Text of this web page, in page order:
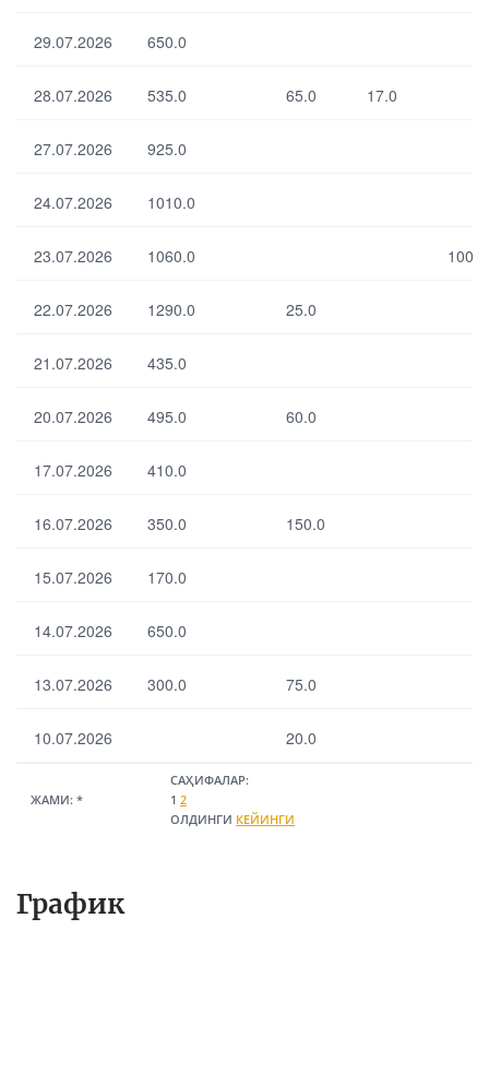
29.07.2026 650.0
28.07.2026 535.0 65.0 17.0
27.07.2026 925.0
24.07.2026 1010.0
23.07.2026 1060.0 100.0
22.07.2026 1290.0 25.0
21.07.2026 435.0
20.07.2026 495.0 60.0
17.07.2026 410.0
16.07.2026 350.0 150.0
15.07.2026 170.0
14.07.2026 650.0
13.07.2026 300.0 75.0
10.07.2026 20.0
ЖАМИ: *
САҲИФАЛАР:
1 2
ОЛДИНГИ КЕЙИНГИ
График